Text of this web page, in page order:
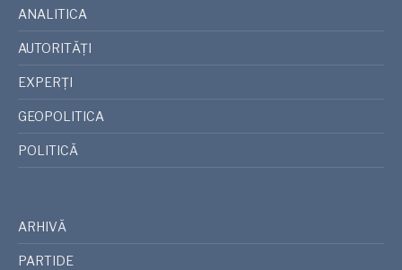
ANALITICA
AUTORITĂȚI
EXPERȚI
GEOPOLITICA
POLITICĂ
ARHIVĂ
PARTIDE